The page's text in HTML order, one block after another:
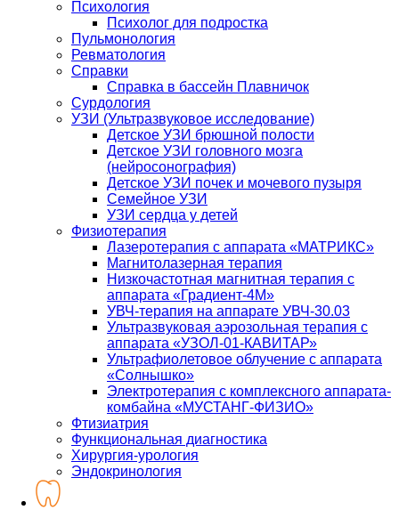
Психология
Психолог для подростка
Пульмонология
Ревматология
Справки
Справка в бассейн Плавничок
Сурдология
УЗИ (Ультразвуковое исследование)
Детское УЗИ брюшной полости
Детское УЗИ головного мозга
(нейросонография)
Детское УЗИ почек и мочевого пузыря
Семейное УЗИ
УЗИ сердца у детей
Физиотерапия
Лазеротерапия с аппарата «МАТРИКС»
Магнитолазерная терапия
Низкочастотная магнитная терапия с
аппарата «Градиент-4М»
УВЧ-терапия на аппарате УВЧ-30.03
Ультразвуковая аэрозольная терапия с
аппарата «УЗОЛ-01-КАВИТАР»
Ультрафиолетовое облучение с аппарата
«Солнышко»
Электротерапия с комплексного аппарата-
комбайна «МУСТАНГ-ФИЗИО»
Фтизиатрия
Функциональная диагностика
Хирургия-урология
Эндокринология